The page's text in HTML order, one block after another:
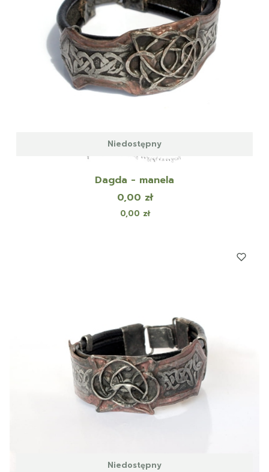
Niedostępny
Dagda - manela
Cena
0,00 zł
Cena
0,00 zł
Niedostępny